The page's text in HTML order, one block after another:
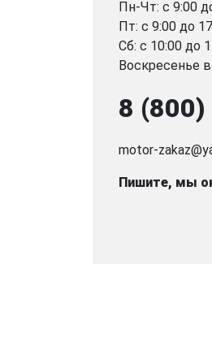
Пн-Чт: с 9:00
Пт: с 9:00 до
Сб: с 10:00 до
Воскресенье
8
motor-
Пишите, мы